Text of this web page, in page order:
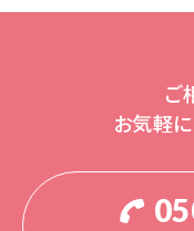
ご
お気軽